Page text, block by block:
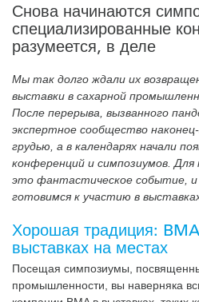
Снова начинаются
специализированные
разумеется, в деле
Мы так долго ждали их
выставки в сахарной
После перерыва, вызванного
экспертное сообщество
грудью, а в календарях начали
конференций и симпозиумов. Для
это фантастическое событие,
готовимся к участию в
Хорошая традиция: BMA
выставках на местах
Посещая симпозиумы,
промышленности, вы наверняка